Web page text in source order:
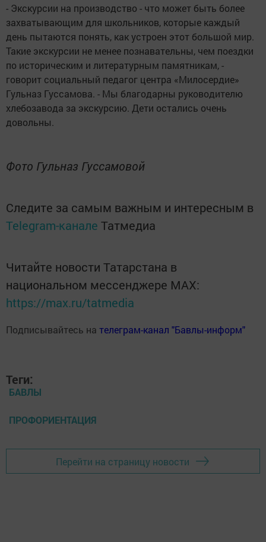
- Экскурсии на производство - что может быть более
захватывающим для школьников, которые каждый
день пытаются понять, как устроен этот большой мир.
Такие экскурсии не менее познавательны, чем поездки
по историческим и литературным памятникам, -
говорит социальный педагог центра «Милосердие»
Гульназ Гуссамова. - Мы благодарны руководителю
хлебозавода за экскурсию. Дети остались очень
довольны.
Фото Гульназ Гуссамовой
Следите за самым важным и интересным в
Telegram-канале Татмедиа
Читайте новости Татарстана в
национальном мессенджере MАХ:
https://max.ru/tatmedia
Подписывайтесь на телеграм-канал "Бавлы-информ"
Теги:
БАВЛЫ
ПРОФОРИЕНТАЦИЯ
Перейти на страницу новости